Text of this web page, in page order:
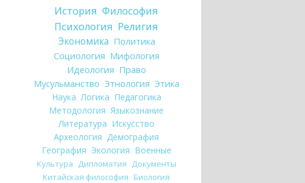
История Философия
Психология Религия
Экономика Политика
Социология Мифология
Идеология Право
Мусульманство Этнология Этика
Наука Логика Педагогика
Методология Языкознание
Литература Искусство
Археология Демография
География Экология Военные
Культура Дипломатия Документы
Китайская философия Биология